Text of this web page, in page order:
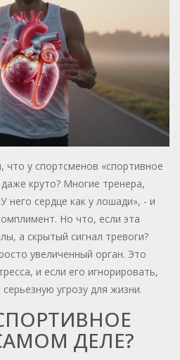
что у спортсменов «спортивное
круто? Многие тренера,
него сердце как у лошади», - и
Но что, если эта
а скрытый сигнал тревоги?
увеличенный орган. Это
и если его игнорировать,
угрозу для жизни.
ДЕЛЕ?